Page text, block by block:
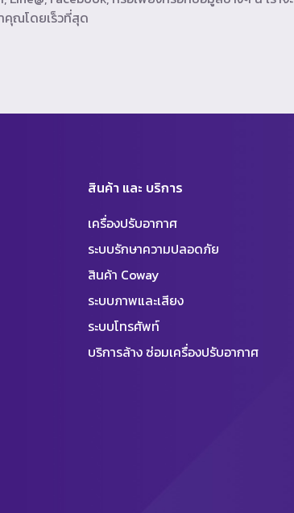
ณโดยเร็วที่สุด
สินค้า และ บริการ
เครื่องปรับอากาศ
ระบบรักษาความปลอดภัย
สินค้า Coway
ระบบภาพและเสียง
ระบบโทรศัพท์
บริการล้าง ซ่อมเครื่องปรับอากาศ